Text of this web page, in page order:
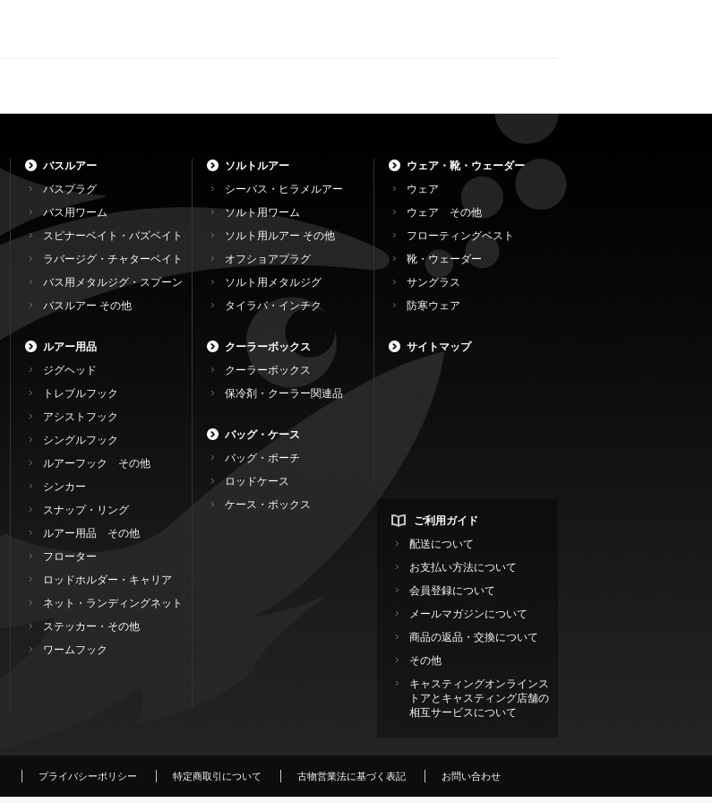
バスルアー
バスプラグ
バス用ワーム
スピナーベイト・バズベイト
ラバージグ・チャターベイト
バス用メタルジグ・スプーン
バスルアー その他
ルアー用品
ジグヘッド
トレブルフック
アシストフック
シングルフック
ルアーフック その他
シンカー
スナップ・リング
ルアー用品 その他
フローター
ロッドホルダー・キャリア
ネット・ランディングネット
ステッカー・その他
ワームフック
ソルトルアー
シーバス・ヒラメルアー
ソルト用ワーム
ソルト用ルアー その他
オフショアプラグ
ソルト用メタルジグ
タイラバ・インチク
クーラーボックス
クーラーボックス
保冷剤・クーラー関連品
バッグ・ケース
バッグ・ポーチ
ロッドケース
ケース・ボックス
ウェア・靴・ウェーダー
ウェア
ウェア その他
フローティングベスト
靴・ウェーダー
サングラス
防寒ウェア
サイトマップ
ご利用ガイド
配送について
お支払い方法について
会員登録について
メールマガジンについて
商品の返品・交換について
その他
キャスティングオンラインス
トアとキャスティング店舗の
相互サービスについて
プライバシーポリシー 特定商取引について 古物営業法に基づく表記 お問い合わせ